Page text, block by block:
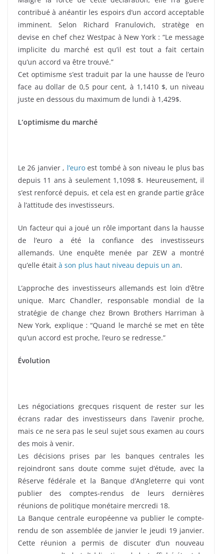
contribué à anéantir les espoirs d’un accord acceptable
imminent. Selon Richard Franulovich, stratège en
devise en chef chez Westpac à New York : “Le message
implicite du marché est qu’il est tout a fait certain
qu’un accord va être trouvé.”
Cet optimisme s’est traduit par la une hausse de l’euro
face au dollar de 0,5 pour cent, à 1,1410 $, un niveau
juste en dessous du maximum de lundi à 1,429$.
L’optimisme du marché
Le 26 janvier , l’euroest tombé à son niveau le plus bas
depuis 11 ans à seulement 1,1098 $. Heureusement, il
s’est renforcé depuis, et cela est en grande partie grâce
à l’attitude des investisseurs.
Un facteur qui a joué un rôle important dans la hausse
de l’euro a été la confiance des investisseurs
allemands. Une enquête menée par ZEW a montré
qu’elle était à son plus haut niveau depuis un an.
L’approche des investisseurs allemands est loin d’être
unique. Marc Chandler, responsable mondial de la
stratégie de change chez Brown Brothers Harriman à
New York, explique : “Quand le marché se met en tête
qu’un accord est proche, l’euro se redresse.”
Évolution
Les négociations grecques risquent de rester sur les
écrans radar des investisseurs dans l’avenir proche,
mais ce ne sera pas le seul sujet sous examen au cours
des mois à venir.
Les décisions prises par les banques centrales les
rejoindront sans doute comme sujet d’étude, avec la
Réserve fédérale et la Banque d’Angleterre qui vont
publier des comptes-rendus de leurs dernières
réunions de politique monétaire mercredi 18.
La Banque centrale européenne va publier le compte-
rendu de son assemblée de janvier le jeudi 19 janvier.
Cette réunion a permis de discuter d’un nouveau